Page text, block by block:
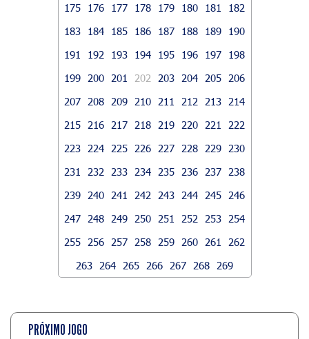
175
176 177 178 179 180 181
182
183
184 185 186 187 188 189
190
191
192 193 194 195 196 197
198
199
200 201 202 203 204 205
206
207
208 209 210 211 212 213
214
215
216 217 218 219 220 221
222
223
224 225 226 227 228 229
230
231
232 233 234 235 236 237
238
239
240 241 242 243 244 245
246
247
248 249 250 251 252 253
254
255
256 257 258 259 260 261
262
263
264 265 266 267 268 269
PRÓXIMO JOGO